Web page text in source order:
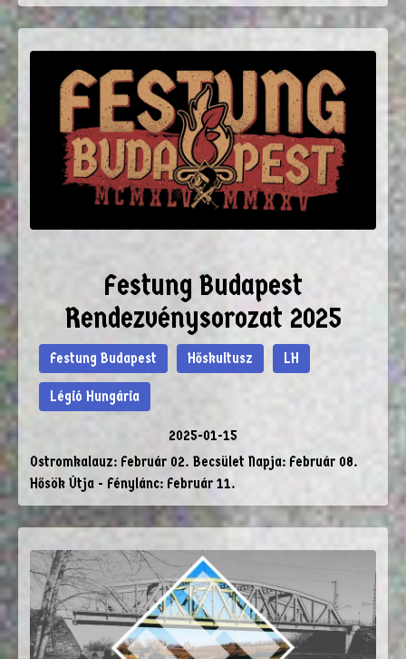
Festung Budapest
Rendezvénysorozat 2025
Festung Budapest Hőskultusz LH
Légió Hungária
2025-01-15
Ostromkalauz: Február 02. Becsület Napja: Február 08.
Hősök Útja - Fénylánc: Február 11.